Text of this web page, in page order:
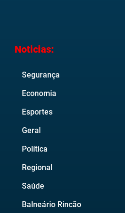
Noticias:
Segurança
Economia
Esportes
Geral
Política
Regional
Saúde
Balneário Rincão